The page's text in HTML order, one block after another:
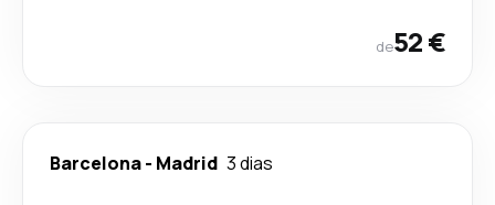
de52 €
Barcelona- Madrid 3 dias